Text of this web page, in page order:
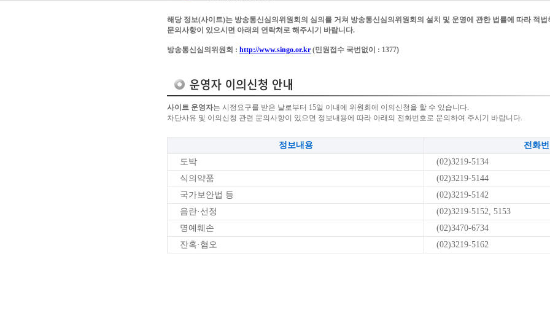
해당 정보(사이트)는 방송통신심의위원회의 심의를 거쳐 방송통신심의위원회의 설치 및 운영에 관한 법률에 따라 적
문의사항이 있으시면 아래의 연락처로 해주시기 바랍니다.
방송통신심의위원회 : http://www.singo.or.kr (민원접수 국번없이 : 1377)
사이트 운영자는 시정요구를 받은 날로부터 15일 이내에 위원회에 이의신청을 할 수 있습니다.
차단사유 및 이의신청 관련 문의사항이 있으면 정보내용에 따라 아래의 전화번호로 문의하여 주시기 바랍니다.
정보내용
전화
도박
(02)3219-5134
식의약품
(02)3219-5144
국가보안법 등
(02)3219-5142
음란·선정
(02)3219-5152, 5153
명예훼손
(02)3470-6734
잔혹·혐오
(02)3219-5162